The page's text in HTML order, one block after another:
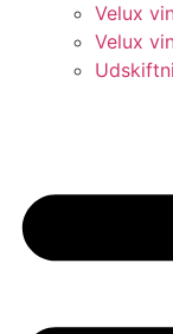
Velux
Velux